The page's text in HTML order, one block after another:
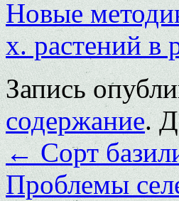
Новые
х. растений
Запись
содержание.
←Cорт
Проблемы